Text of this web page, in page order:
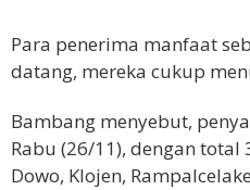
Para penerima manfaat
datang, mereka cukup
Bambang menyebut,
Rabu (26/11), dengan total
Dowo, Klojen,